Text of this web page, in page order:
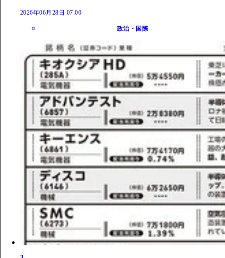
2026年06月28日 07:00
政治・国際